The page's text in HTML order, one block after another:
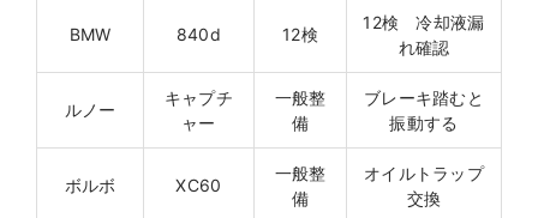
BMW 840d 12検
12検 冷却液漏
れ確認
ルノー
キャプチ
ャー
一般整
備
ブレーキ踏むと
振動する
ボルボ XC60
一般整
備
オイルトラップ
交換